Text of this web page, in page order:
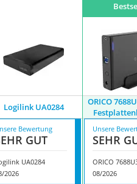
Logilink UA0284
ORICO
Bewertung
GUT
UA0284
2026
Unsere
SEHR
08/2026